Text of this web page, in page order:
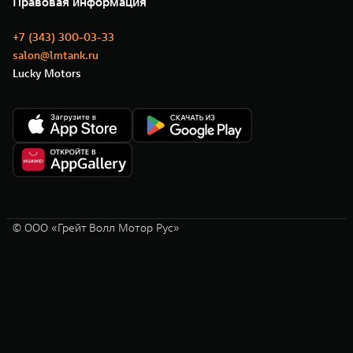
+7 (343) 300-03-33
salon@lmtank.ru
Lucky Motors
© ООО «Грейт Волл Мотор Рус»